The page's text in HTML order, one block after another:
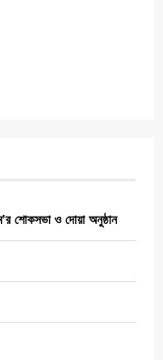
শোকসভা ও দোয়া অনুষ্ঠান